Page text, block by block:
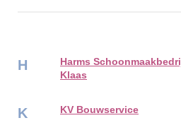
H
Harms
Klaas
K KV Bouwservice